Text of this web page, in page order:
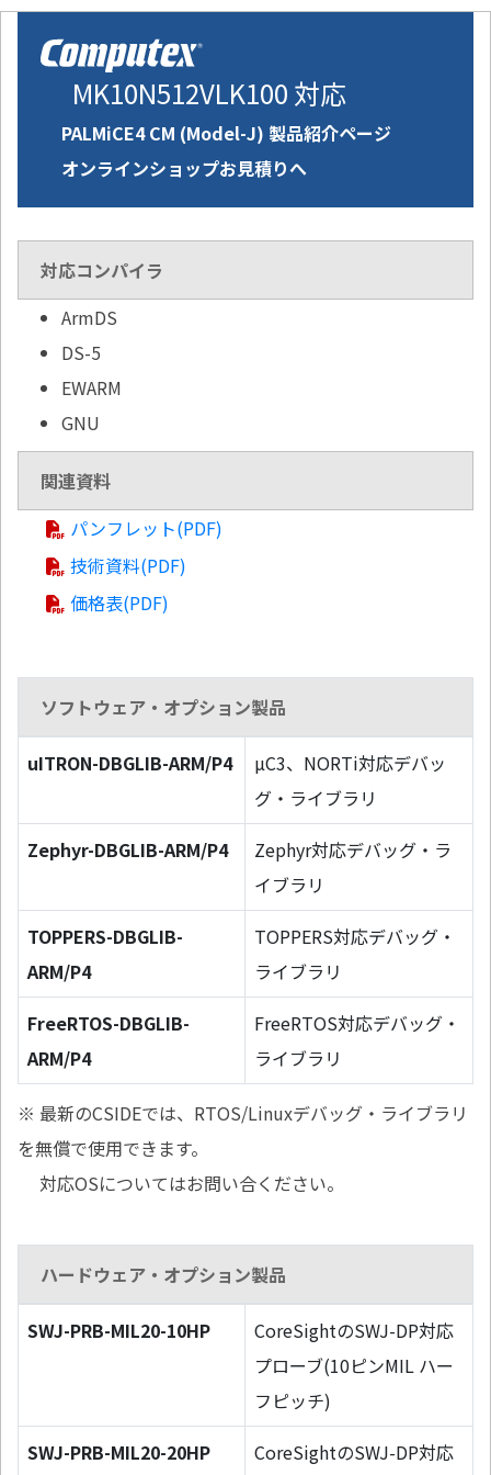
MK10N512VLK100 対応
PALMiCE4 CM (Model-J) 製品紹介ページ
オンラインショップお見積りへ
対応コンパイラ
ArmDS
DS-5
EWARM
GNU
関連資料
パンフレット(PDF)
技術資料(PDF)
価格表(PDF)
ソフトウェア・オプション製品
uITRON-DBGLIB-ARM/P4
µC3、NORTi対応デバッ
グ・ライブラリ
Zephyr-DBGLIB-ARM/P4
Zephyr対応デバッグ・ラ
イブラリ
TOPPERS-DBGLIB-
ARM/P4
TOPPERS対応デバッグ・
ライブラリ
FreeRTOS-DBGLIB-
ARM/P4
FreeRTOS対応デバッグ・
ライブラリ
※ 最新のCSIDEでは、RTOS/Linuxデバッグ・ライブラリ
を無償で使用できます。
対応OSについてはお問い合ください。
ハードウェア・オプション製品
SWJ-PRB-MIL20-10HP
CoreSightのSWJ-DP対応
プローブ(10ピンMIL ハー
フピッチ)
SWJ-PRB-MIL20-20HP
CoreSightのSWJ-DP対応